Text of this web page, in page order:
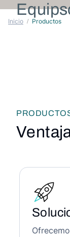
Inicio Productos